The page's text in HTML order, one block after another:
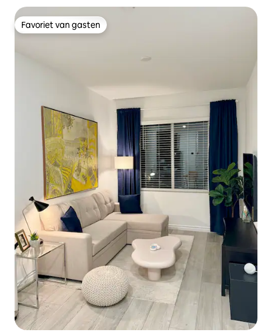
Favoriet van gasten
Favoriet van gasten